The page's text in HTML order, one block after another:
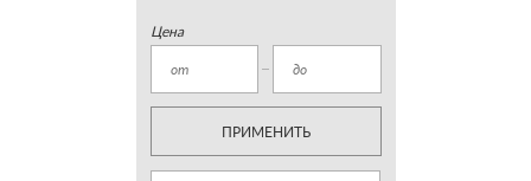
Цена
ПРИМЕНИТЬ